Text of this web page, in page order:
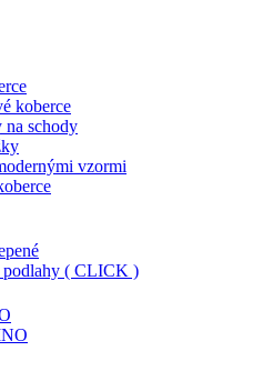
koberce
na schody
vzormi
podlahy ( CLICK )